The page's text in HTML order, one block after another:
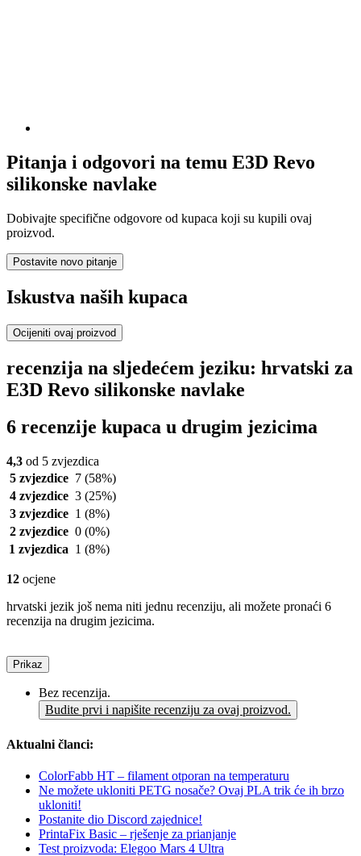
Pitanja i odgovori na temu E3D Revo
silikonske navlake
Dobivajte specifične odgovore od kupaca koji su kupili ovaj
proizvod.
Postavite novo pitanje
Iskustva naših kupaca
Ocijeniti ovaj proizvod
recenzija na sljedećem jeziku: hrvatski za
E3D Revo silikonske navlake
6 recenzije kupaca u drugim jezicima
4,3 od 5 zvjezdica
5 zvjezdice 7 (58%)
4 zvjezdice 3 (25%)
3 zvjezdice 1 (8%)
2 zvjezdice 0 (0%)
1 zvjezdica 1 (8%)
12 ocjene
hrvatski jezik još nema niti jednu recenziju, ali možete pronaći 6
recenzija na drugim jezicima.
Prikaz
Bez recenzija.
Budite prvi i napišite recenziju za ovaj proizvod.
Aktualni članci:
ColorFabb HT – filament otporan na temperaturu
Ne možete ukloniti PETG nosače? Ovaj PLA trik će ih brzo
ukloniti!
Postanite dio Discord zajednice!
PrintaFix Basic – rješenje za prianjanje
Test proizvoda: Elegoo Mars 4 Ultra